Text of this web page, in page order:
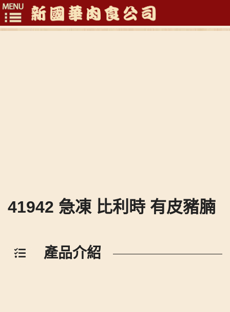
Toggle
41942 急凍 比利時 有皮豬腩
產品介紹